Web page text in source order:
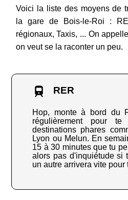
Voici la liste des moyens de
la gare de Bois-le-Roi :
régionaux, Taxis, ... On
on veut se la raconter un peu.
RER
Hop, monte à bord du
régulièrement pour
destinations phares
Lyon ou Melun. En
15 à 30 minutes que tu
alors pas d'inquiétude si
un autre arrivera vite pour